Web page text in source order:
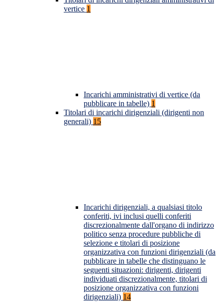
vertice 1
Incarichi amministrativi di vertice (da
pubblicare in tabelle) 1
Titolari di incarichi dirigenziali (dirigenti non
generali) 15
Incarichi dirigenziali, a qualsiasi titolo
conferiti, ivi inclusi quelli conferiti
discrezionalmente dall'organo di indirizzo
politico senza procedure pubbliche di
selezione e titolari di posizione
organizzativa con funzioni dirigenziali (da
pubblicare in tabelle che distinguano le
seguenti situazioni: dirigenti, dirigenti
individuati discrezionalmente, titolari di
posizione organizzativa con funzioni
dirigenziali) 14